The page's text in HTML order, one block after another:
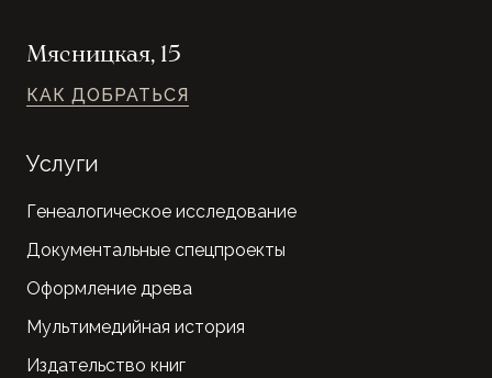
Мясницкая, 15
КАК ДОБРАТЬСЯ
Услуги
Генеалогическое исследование
Документальные спецпроекты
Оформление древа
Мультимедийная история
Издательство книг